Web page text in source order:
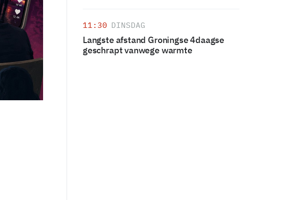
11:30 DINSDAG
Langste afstand Groningse 4daagse
geschrapt vanwege warmte